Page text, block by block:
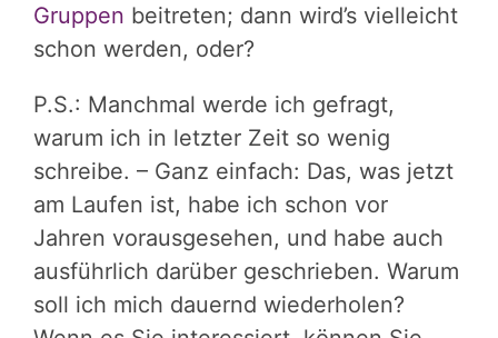
Gruppen beitreten; dann wird’s vielleicht
schon werden, oder?
P.S.: Manchmal werde ich gefragt,
warum ich in letzter Zeit so wenig
schreibe. – Ganz einfach: Das, was jetzt
am Laufen ist, habe ich schon vor
Jahren vorausgesehen, und habe auch
ausführlich darüber geschrieben. Warum
soll ich mich dauernd wiederholen?